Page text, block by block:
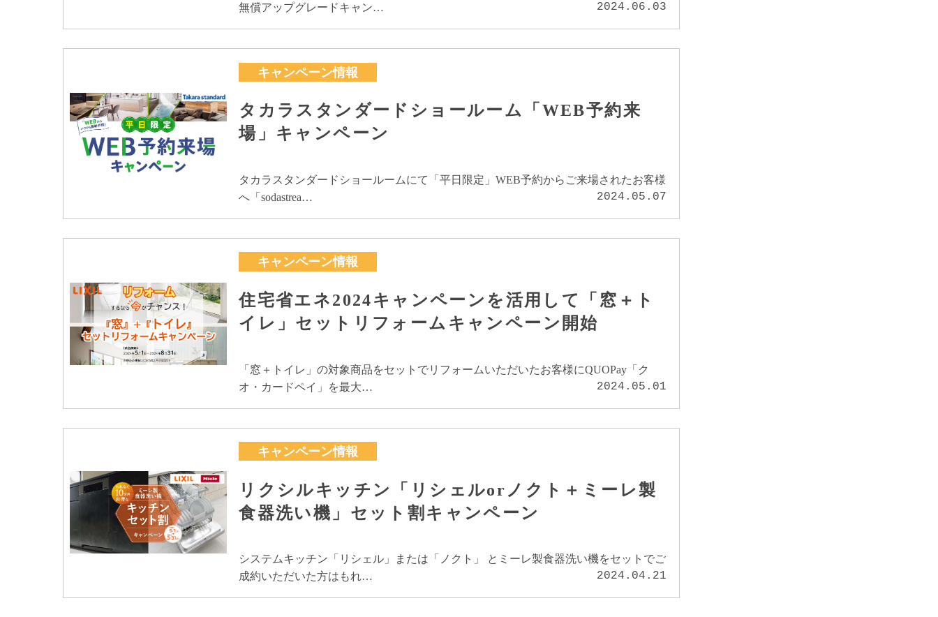
無償アップグレードキャン…
2024.06.03
キャンペーン情報
タカラスタンダードショールーム「WEB予約来
場」キャンペーン
タカラスタンダードショールームにて「平日限定」WEB予約からご来場されたお客様
へ「sodastrea…
2024.05.07
キャンペーン情報
住宅省エネ2024キャンペーンを活用して「窓＋ト
イレ」セットリフォームキャンペーン開始
「窓＋トイレ」の対象商品をセットでリフォームいただいたお客様にQUOPay「ク
オ・カードペイ」を最大…
2024.05.01
キャンペーン情報
リクシルキッチン「リシェルorノクト＋ミーレ製
食器洗い機」セット割キャンペーン
システムキッチン「リシェル」または「ノクト」 とミーレ製食器洗い機をセットでご
成約いただいた方はもれ…
2024.04.21